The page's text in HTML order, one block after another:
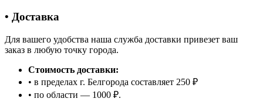
• Доставка
Для вашего удобства наша служба доставки привезет ваш
заказ в любую точку города.
Стоимость доставки:
• в пределах г. Белгорода составляет 250 ₽
• по области — 1000 ₽.